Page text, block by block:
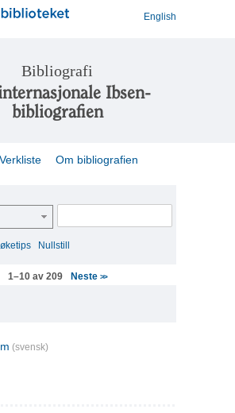
English
Bibliografi
Ibsen-
bibliografien
Verkliste Om bibliografien
Nullstill
1–10 av 209 Neste >>
(svensk)